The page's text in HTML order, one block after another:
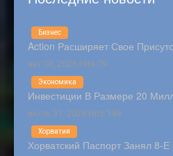
Action Расширяет Свое
авг 03, 2026 Hits:79
Бизнес
Инвестиции В Размере 20
июль 31, 2026 Hits:149
Экономика
Хорватский Паспорт Занял 8-
Хорватия